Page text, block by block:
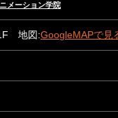
メーション学院
地図:GoogleMAPで見